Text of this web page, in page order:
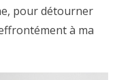
pour détourner
à ma